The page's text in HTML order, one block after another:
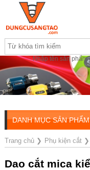
Nhập tên sản phẩm
DANH MỤC SẢN PHẨM
Trang chủ❯ Phụ kiện cắt❯
Dao cắt mica